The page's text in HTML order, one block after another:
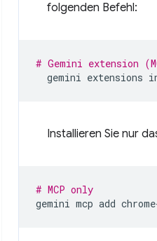
folgenden Befehl:
# Gemini extension
gemini extensions
Installieren Sie nur
# MCP only
gemini mcp add